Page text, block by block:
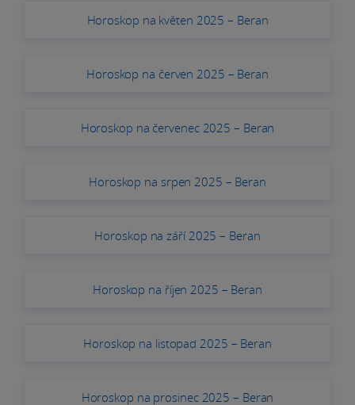
Horoskop na květen 2025 – Beran
Horoskop na červen 2025 – Beran
Horoskop na červenec 2025 – Beran
Horoskop na srpen 2025 – Beran
Horoskop na září 2025 – Beran
Horoskop na říjen 2025 – Beran
Horoskop na listopad 2025 – Beran
Horoskop na prosinec 2025 – Beran